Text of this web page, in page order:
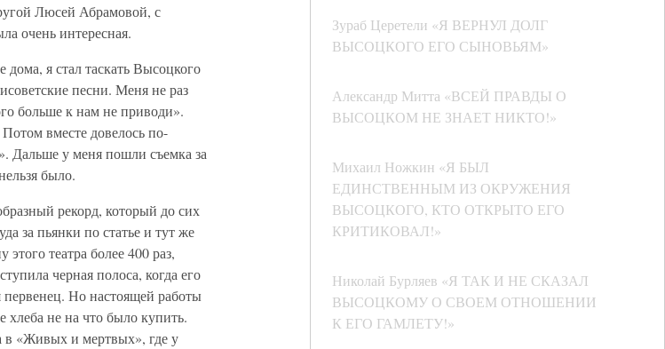
Зураб Церетели «Я ВЕРНУЛ ДОЛГ
ВЫСОЦКОГО ЕГО СЫНОВЬЯМ»
Александр Митта «ВСЕЙ ПРАВДЫ О
ВЫСОЦКОМ НЕ ЗНАЕТ НИКТО!»
Михаил Ножкин «Я БЫЛ
ЕДИНСТВЕННЫМ ИЗ ОКРУЖЕНИЯ
ВЫСОЦКОГО, КТО ОТКРЫТО ЕГО
КРИТИКОВАЛ!»
Николай Бурляев «Я ТАК И НЕ СКАЗАЛ
ВЫСОЦКОМУ О СВОЕМ ОТНОШЕНИИ
К ЕГО ГАМЛЕТУ!»
Люсей Абрамовой, с
очень интересная.
я стал таскать Высоцкого
песни. Меня не раз
больше к нам не приводи».
вместе довелось по-
Дальше у меня пошли съемка за
было.
рекорд, который до сих
за пьянки по статье и тут же
театра более 400 раз,
черная полоса, когда его
Но настоящей работы
не на что было купить.
в «Живых и мертвых», где у